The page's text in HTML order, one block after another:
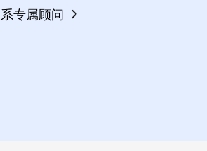
专属顾问